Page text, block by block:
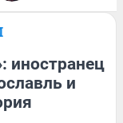
иностранец
и